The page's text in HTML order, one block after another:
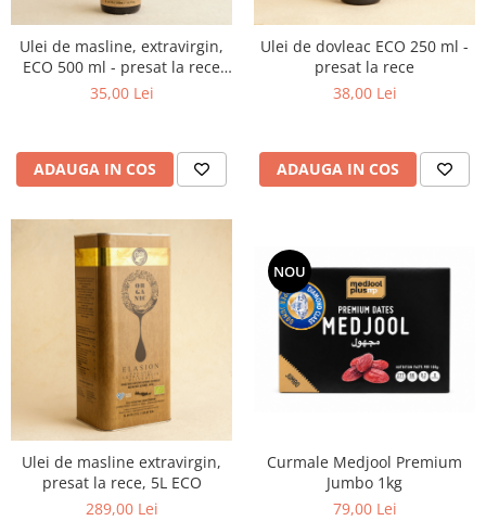
Ulei de masline, extravirgin,
ECO 500 ml - presat la rece
RECOLTA NOUA
35,00 Lei
ADAUGA IN COS
Ulei de dovleac ECO 250 ml -
presat la rece
38,00 Lei
ADAUGA IN COS
Ulei de masline extravirgin,
presat la rece, 5L ECO
289,00 Lei
NOU
Curmale Medjool Premium
Jumbo 1kg
79,00 Lei